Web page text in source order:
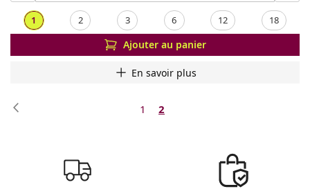
1 2 3 6 12 18
Ajouter au panier
En savoir plus
Page
Page
1
Vous
2